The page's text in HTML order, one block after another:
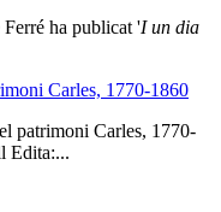
ha publicat 'I un dia
Carles, 1770-1860
patrimoni Carles, 1770-
Edita:...